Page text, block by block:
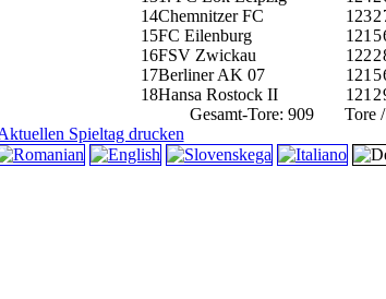
14Chemnitzer FC 1232
15FC Eilenburg 121 5
16FSV Zwickau 1222
17Berliner AK 07 121 5
18Hansa Rostock II 121 2
Gesamt-Tore: 909 Tore /
Spieltag drucken